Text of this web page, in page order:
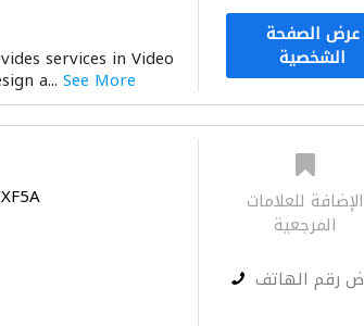
services in Video
a... See More
عرض الصفحة
الشخصية
الإضافة للعلامات
المرجعية
رقم الهاتف